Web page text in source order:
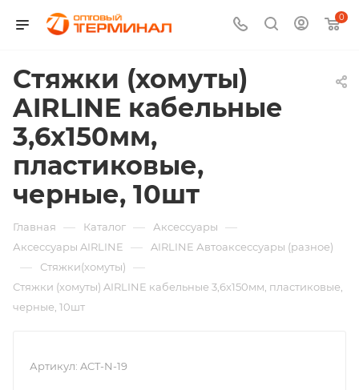
0
Стяжки (хомуты)
AIRLINE кабельные
3,6х150мм,
пластиковые,
черные, 10шт
Главная — Каталог — Аксессуары —
Аксессуары AIRLINE — AIRLINE Автоаксессуары (разное)
— Стяжки(хомуты) —
Стяжки (хомуты) AIRLINE кабельные 3,6х150мм, пластиковые,
черные, 10шт
Артикул: ACT-N-19